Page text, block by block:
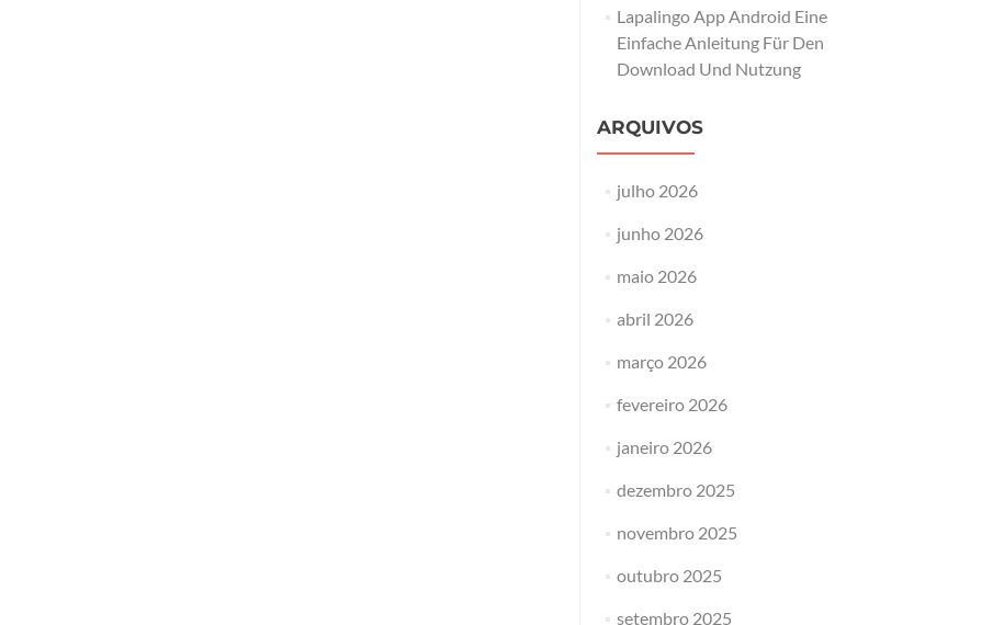
Lapalingo App Android Eine
Einfache Anleitung Für Den
Download Und Nutzung
ARQUIVOS
julho 2026
junho 2026
maio 2026
abril 2026
março 2026
fevereiro 2026
janeiro 2026
dezembro 2025
novembro 2025
outubro 2025
setembro 2025